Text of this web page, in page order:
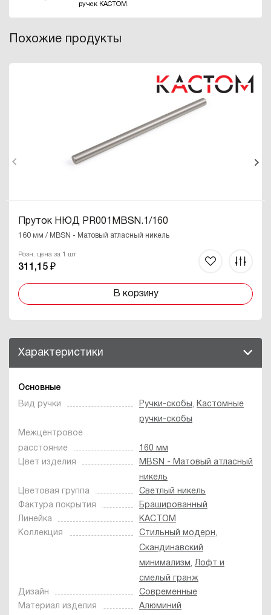
ручек КАСТОМ.
Похожие продукты
Пруток НЮД PR001MBSN.1/160
160 мм / MBSN - Матовый атласный никель
Розн. цена за 1 шт
311,15 ₽
В корзину
Характеристики
Основные
Вид ручки Ручки-скобы, Кастомные
ручки-скобы
Межцентровое
расстояние
160 мм
Цвет изделия
MBSN - Матовый атласный
никель
Цветовая группа
Светлый никель
Фактура покрытия
Брашированный
Линейка
КАСТОМ
Коллекция
Стильный модерн,
Скандинавский
минимализм,Лофт и
смелый гранж
Дизайн
Современные
Материал изделия
Алюминий